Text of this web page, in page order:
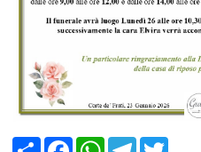
CERCA
CondividiFacebookWhatsApp
Telegram